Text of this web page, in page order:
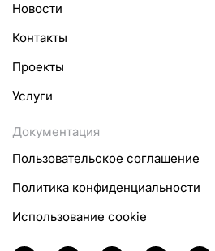
Новости
Контакты
Проекты
Услуги
Документация
Пользовательское соглашение
Политика конфиденциальности
Использование cookie